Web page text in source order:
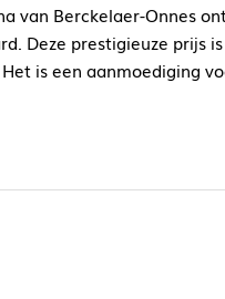
van Berckelaer-Onnes
Deze prestigieuze prijs
is een aanmoediging